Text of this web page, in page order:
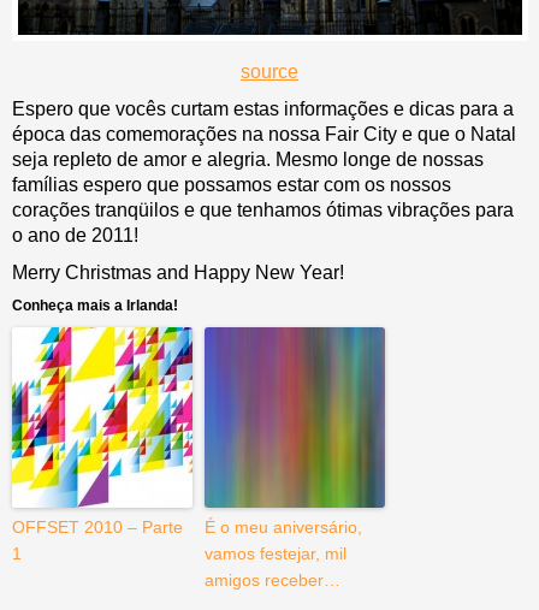
source
Espero que vocês curtam estas informações e dicas para a
época das comemorações na nossa Fair City e que o Natal
seja repleto de amor e alegria. Mesmo longe de nossas
famílias espero que possamos estar com os nossos
corações tranqüilos e que tenhamos ótimas vibrações para
o ano de 2011!
Merry Christmas and Happy New Year!
Conheça mais a Irlanda!
OFFSET 2010 – Parte
1
É o meu aniversário,
vamos festejar, mil
amigos receber…